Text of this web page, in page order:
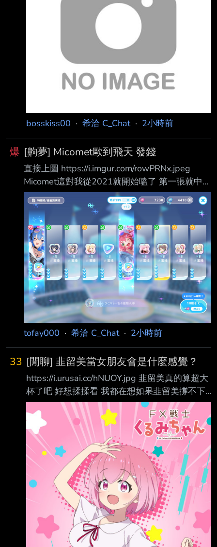
13日からのシブツタ展示では、実物が確認でき
ます https://holo-t-party.paintory.com/ --------
不放棄的心捏 https://holo-t-party.paintory.co
bosskiss00 · 希洽 C_Chat· 2小時前
爆 [齁夢] Micomet歐到飛天 發錢
直接上圖 https://i.imgur.com/rowPRNx.jpeg
Micomet這對我從2021就開始嗑了 第一張就中彗
醬的時候就從椅子上跳起來了 沒想到後面還一張
藍轉彩出咪口 直接11抽畢業 當然身為星詠我應
該會繼續抽滿凸就是了 不過太歐了還是發個錢
推文喜歡這次的Sui還是35 晚上抽50p*50 --
tofay000 · 希洽 C_Chat· 2小時前
33 [閒聊] 韭留美當女朋友會是什麼感覺？
https://i.urusai.cc/hNUOY.jpg 韭留美真的算超大
杯了吧 好想揉揉看 我都在想如果韭留美撐不下
去 如果跑去下海豈不是造福社會？ 可惜她不想
而且怕她拿錢其實只要守好自己的卡和密碼就好
了吧 每天趁她洗澡先把卡都鎖在密碼櫃裡 早上
上班或上課再拿出來就好了 如果韭留美當女朋
友會是什麼感覺？ --